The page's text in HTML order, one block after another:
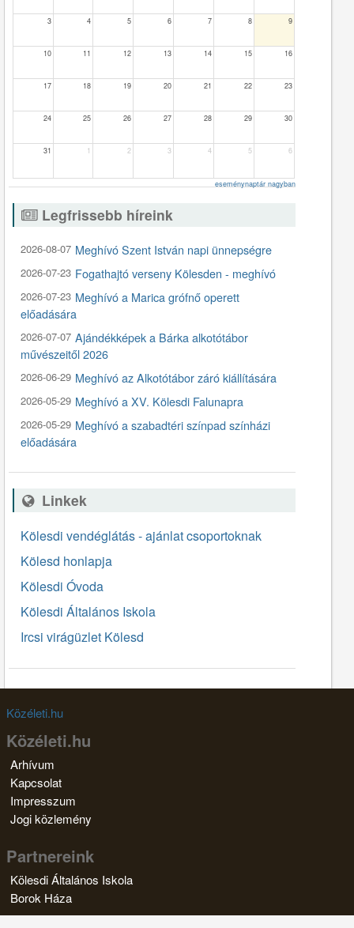
3 4 5 6 7 8 9
10 11 12 13 14 15 16
17 18 19 20 21 22 23
24 25 26 27 28 29 30
31 1 2 3 4 5 6
eseménynaptár nagyban
Legfrissebb híreink
2026-08-07 Meghívó Szent István napi ünnepségre
2026-07-23 Fogathajtó verseny Kölesden - meghívó
2026-07-23 Meghívó a Marica grófnő operett
előadására
2026-07-07 Ajándékképek a Bárka alkotótábor
művészeitől 2026
2026-06-29 Meghívó az Alkotótábor záró kiállítására
2026-05-29 Meghívó a XV. Kölesdi Falunapra
2026-05-29 Meghívó a szabadtéri színpad színházi
előadására
Linkek
Kölesdi vendéglátás - ajánlat csoportoknak
Kölesd honlapja
Kölesdi Óvoda
Kölesdi Általános Iskola
Ircsi virágüzlet Kölesd
Közéleti.hu
Közéleti.hu
Arhívum
Kapcsolat
Impresszum
Jogi közlemény
Partnereink
Kölesdi Általános Iskola
Borok Háza